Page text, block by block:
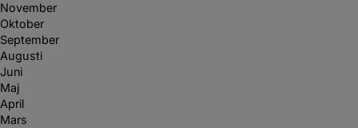
November
Oktober
September
Augusti
Juni
Maj
April
Mars